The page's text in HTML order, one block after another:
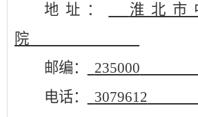
地址 ：
淮北市
院
邮编：
235000
电话：
3079612